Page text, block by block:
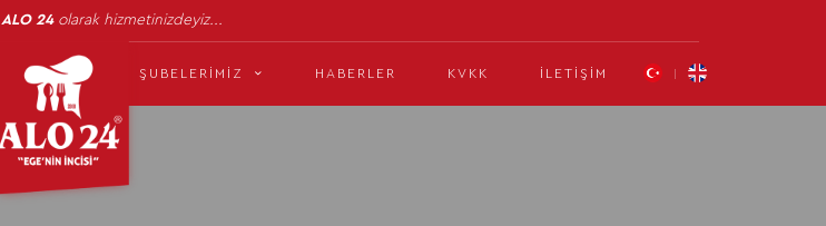
ALO 24olarak hizmetinizdeyiz...
ŞUBELERIMIZ HABERLER KVKK İLETIŞIM